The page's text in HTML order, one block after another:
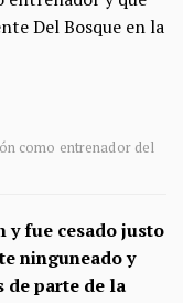
Del Bosque en la
como entrenador del
y fue cesado justo
ninguneado y
de parte de la